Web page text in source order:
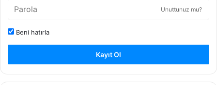
Unuttunuz mu?
Beni hatırla
Kayıt Ol